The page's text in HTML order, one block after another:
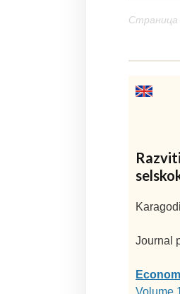
Страница
Journal